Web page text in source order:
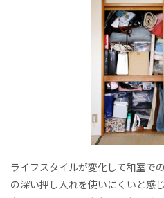
ライフスタイルが変化して和室で
の深い押し入れを使いにくいと感